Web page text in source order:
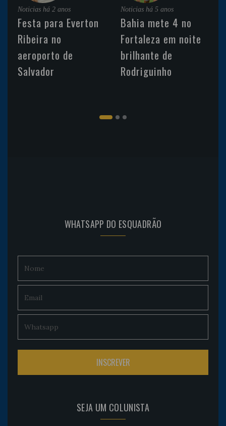
Noticias há 2 anos
Festa para Everton
Ribeira no
aeroporto de
Salvador
Noticias há 5 anos
Bahia mete 4 no
Fortaleza em noite
brilhante de
Rodriguinho
WHATSAPP DO ESQUADRÃO
SEJA UM COLUNISTA